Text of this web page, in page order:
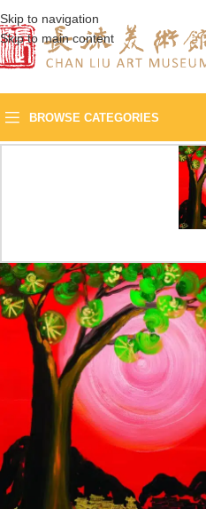
Skip to navigation
Skip to main content
BROWSE CATEGORIES